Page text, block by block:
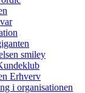
smiley
Erhverv
i organisationen